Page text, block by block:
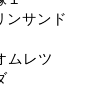
ンサンド
ムレツ